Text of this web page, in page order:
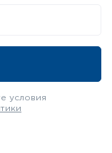
условия